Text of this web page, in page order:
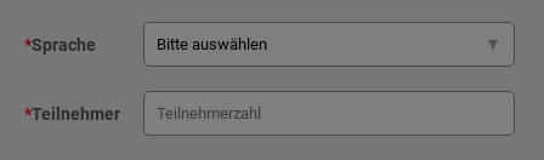
*Sprache
*Teilnehmer